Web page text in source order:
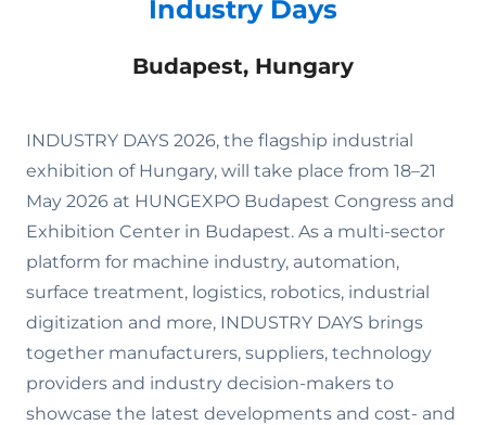
Industry Days
Budapest, Hungary
INDUSTRY DAYS 2026, the flagship industrial
exhibition of Hungary, will take place from 18–21
May 2026 at HUNGEXPO Budapest Congress and
Exhibition Center in Budapest. As a multi-sector
platform for machine industry, automation,
surface treatment, logistics, robotics, industrial
digitization and more, INDUSTRY DAYS brings
together manufacturers, suppliers, technology
providers and industry decision-makers to
showcase the latest developments and cost- and